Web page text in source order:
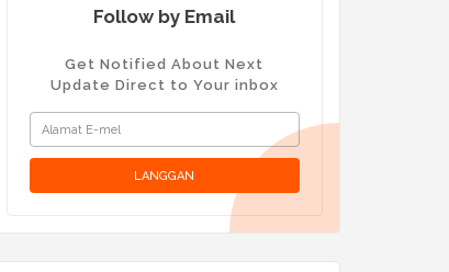
Follow by Email
Get Notified About Next
Update Direct to Your inbox